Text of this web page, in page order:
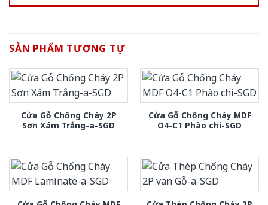
SẢN PHẨM TƯƠNG TỰ
Cửa Gỗ Chống Cháy 2P
Sơn Xám Trắng-a-SGD
Cửa Gỗ Chống Cháy MDF
O4-C1 Phào chi-SGD